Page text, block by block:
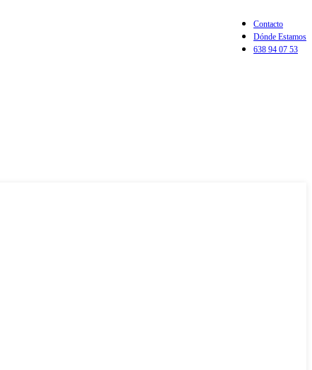
Contacto
Dónde Estamos
638 94 07 53